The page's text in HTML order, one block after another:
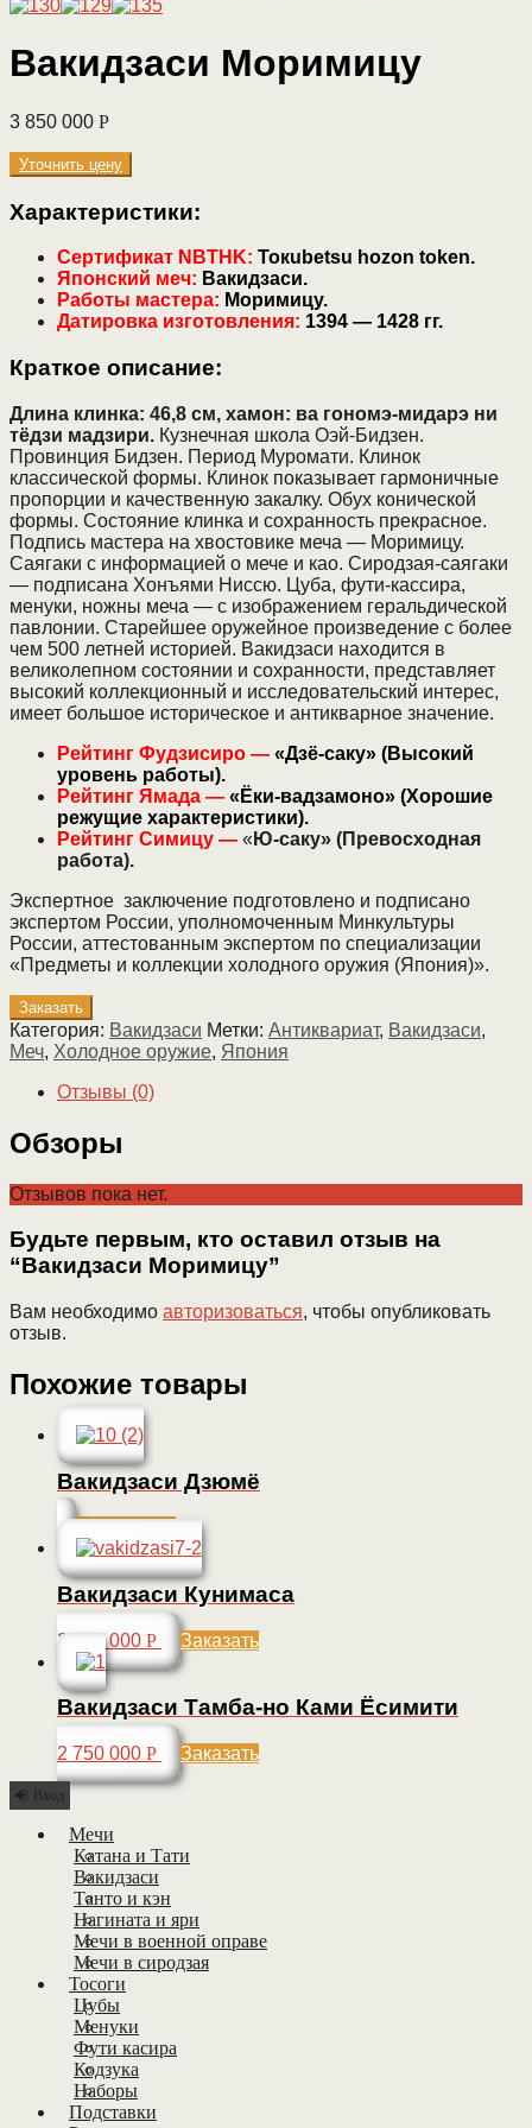
Вакидзаси Моримицу
3 850 000 Р
Уточнить цену
Характеристики:
Сертификат NBTHK: Токubetsu hozon token.
Японский меч: Вакидзаси.
Работы мастера: Моримицу.
Датировка изготовления: 1394 — 1428 гг.
Краткое описание:
Длина клинка: 46,8 см, хамон: ва гономэ-мидарэ ни
тёдзи мадзири. Кузнечная школа Оэй-Бидзен.
Провинция Бидзен. Период Муромати. Клинок
классической формы. Клинок показывает гармоничные
пропорции и качественную закалку. Обух конической
формы. Состояние клинка и сохранность прекрасное.
Подпись мастера на хвостовике меча — Моримицу.
Саягаки с информацией о мече и као. Сиродзая-саягаки
— подписана Хонъями Ниссю. Цуба, фути-кассира,
менуки, ножны меча — с изображением геральдической
павлонии. Старейшее оружейное произведение с более
чем 500 летней историей. Вакидзаси находится в
великолепном состоянии и сохранности, представляет
высокий коллекционный и исследовательский интерес,
имеет большое историческое и антикварное значение.
Рейтинг Фудзисиро — «Дзё-саку» (Высокий
уровень работы).
Рейтинг Ямада — «Ёки-вадзамоно» (Хорошие
режущие характеристики).
Рейтинг Симицу — « Ю-саку» (Превосходная
работа).
Экспертное заключение подготовлено и подписано
экспертом России, уполномоченным Минкультуры
России, аттестованным экспертом по специализации
«Предметы и коллекции холодного оружия (Япония)».
Заказать
Категория: Вакидзаси Метки: Антиквариат, Вакидзаси,
Меч, Холодное оружие, Япония
Отзывы (0)
Обзоры
Отзывов пока нет.
Будьте первым, кто оставил отзыв на
“Вакидзаси Моримицу”
Вам необходимо авторизоваться, чтобы опубликовать
отзыв.
Похожие товары
Вакидзаси Дзюмё
Подробнее
Вакидзаси Кунимаса
2 650 000 Р Заказать
Вакидзаси Тамба-но Ками Ёсимити
2 750 000 Р Заказать
Вход
Мечи
Катана и Тати
Вакидзаси
Танто и кэн
Нагината и яри
Мечи в военной оправе
Мечи в сиродзая
Тосоги
Цубы
Менуки
Фути касира
Кодзука
Наборы
Подставки